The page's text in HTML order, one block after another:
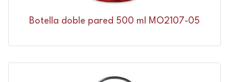
Botella doble pared 500 ml MO2107-05